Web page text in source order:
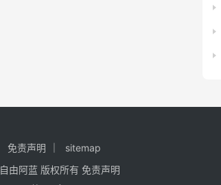
免责声明
sitemap
自由阿蓝 版权所有 免责声明